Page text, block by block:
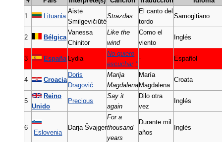
1 Lituania
Aistė
Smilgevičiūtė
Strazdas
El canto del
tordo
Samogitiano
2 Bélgica
Vanessa
Chinitor
Like the
wind
Como el
viento
Inglés
3 España Lydia
No quiero
escuchar *
- Español
4 Croacia
Doris
Dragović
Marija
Magdalena
María
Magdalena
Croata
5
Reino
Unido
Precious
Say it
again
Dilo otra
vez
Inglés
6
Eslovenia
Darja Švajger
For a
thousand
years
Durante mil
años
Inglés